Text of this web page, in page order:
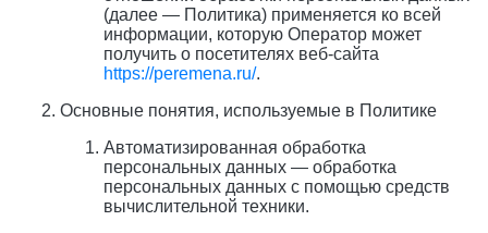
(далее — Политика) применяется ко всей
информации, которую Оператор может
получить о посетителях веб-сайта
https://peremena.ru/.
Основные понятия, используемые в Политике
Автоматизированная обработка
персональных данных — обработка
персональных данных с помощью средств
вычислительной техники.